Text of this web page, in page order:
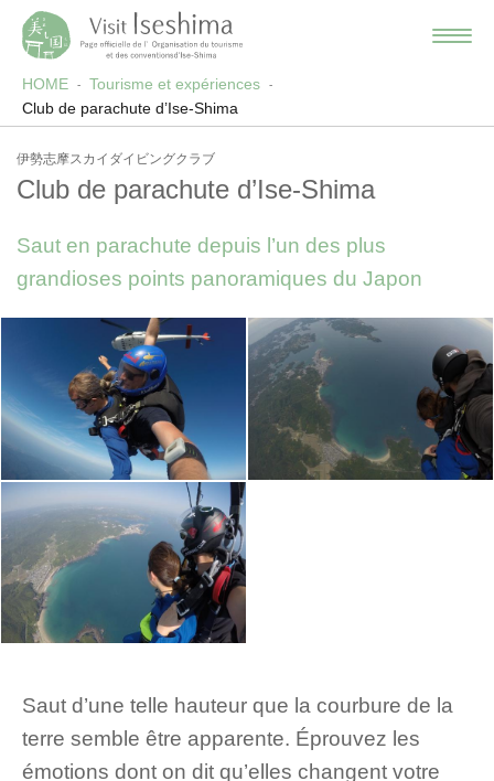
HOME
Tourisme et expériences
Club de parachute d’Ise-Shima
伊勢志摩スカイダイビングクラブ
Club de parachute d’Ise-Shima
Saut en parachute depuis l’un des plus
grandioses points panoramiques du Japon
Saut d’une telle hauteur que la courbure de la
terre semble être apparente. Éprouvez les
émotions dont on dit qu’elles changent votre